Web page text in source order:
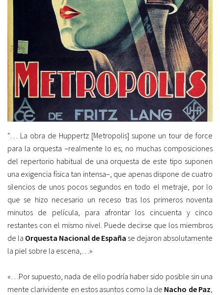
“… La obra de Huppertz [Metropolis] supone un tour de force
para la orquesta –realmente lo es; no muchas composiciones
del repertorio habitual de una orquesta de este tipo suponen
una exigencia física tan intensa–, que apenas dispone de cuatro
silencios de unos pocos segundos en todo el metraje, por lo
que se hizo necesario un receso tras los primeros noventa
minutos de película, para afrontar los cincuenta y cinco
restantes con el mismo nivel. Puede decirse que los miembros
de la Orquesta Nacional de España se dejaron absolutamente
la piel sobre la escena,…»
«…Por supuesto, nada de ello podría haber sido posible sin una
mente clarividente en estos asuntos como la de Nacho de Paz,